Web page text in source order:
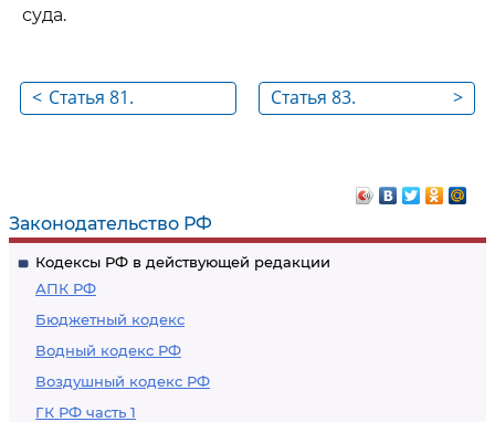
Законодательство РФ
Кодексы РФ в действующей редакции
АПК РФ
Бюджетный кодекс
Водный кодекс РФ
Воздушный кодекс РФ
ГК РФ часть 1
суда.
< Статья 81.
>
Статья 83.
экспертизы